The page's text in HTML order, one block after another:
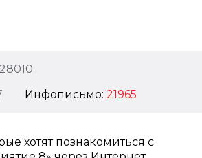
Инфописьмо: 21965
хотят познакомиться с